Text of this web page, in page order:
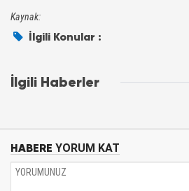
Kaynak:
İlgili Konular :
İlgili Haberler
HABERE YORUM KAT